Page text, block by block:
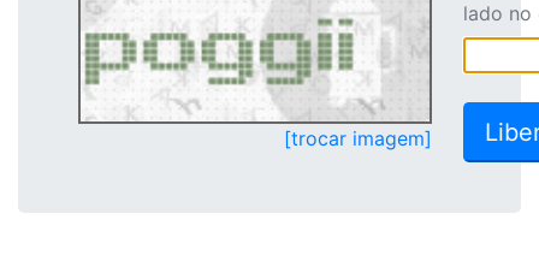
[trocar imagem]
lado no